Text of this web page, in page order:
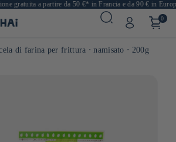
gratuita a partire da 50 €* in Francia e da 90 € in Europa
0
di farina per frittura ⋅ namisato ⋅ 200g